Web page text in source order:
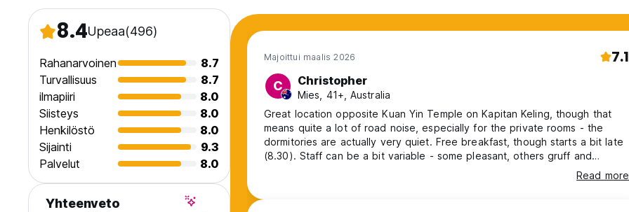
8.4Upeaa(496)
Rahanarvoinen
8.7
Turvallisuus
8.7
ilmapiiri
8.0
Siisteys
8.0
Henkilöstö
8.0
Sijainti
9.3
Palvelut
8.0
Yhteenveto
Majoittui maalis 2026 7.1
C Christopher
Mies, 41+, Australia
Great location opposite Kuan Yin Temple on Kapitan Keling, though that
means quite a lot of road noise, especially for the private rooms - the
dormitories are actually very quiet. Free breakfast, though starts a bit late
(8.30). Staff can be a bit variable - some pleasant, others gruff and
Read more